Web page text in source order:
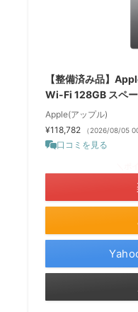
【整備済み品】
Wi-Fi 128GB スペ
Apple(アップル)
¥118,782
（2026/08/05
口コミを見る